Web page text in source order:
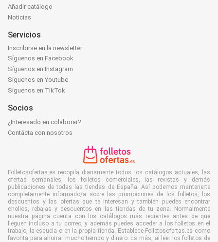
Añadir catálogo
Noticias
Servicios
Inscribirse en la newsletter
Síguenos en Facebook
Síguenos en Instagram
Síguenos en Youtube
Síguenos en TikTok
Socios
¿Interesado en colaborar?
Contácta con nosotros
Folletosofertas.es recopila diariamente todos los catálogos actuales, las
ofertas semanales, los folletos comerciales, las revistas y demás
publicaciones de todas las tiendas de España. Así podemos mantenerte
completamente informado/a sobre las promociones de los folletos, los
descuentos y las ofertas que te interesan y también puedes encontrar
chollos, rebajas y descuentos en las tiendas de tu zona. Normalmente
nuestra página cuenta con los catálogos más recientes antes de que
lleguen incluso a tu correo, y además puedes acceder a los folletos en el
trabajo, la escuela o en la propia tienda. Establece Folletosofertas.es como
favorita para ahorrar mucho tiempo y dinero. Es más, al leer los folletos de